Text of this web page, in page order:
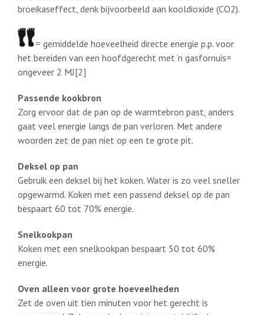
broeikaseffect, denk bijvoorbeeld aan kooldioxide (CO2).
= gemiddelde hoeveelheid directe energie p.p. voor
het bereiden van een hoofdgerecht met ‘n gasfornuis=
ongeveer 2 MJ[2]
Passende kookbron
Zorg ervoor dat de pan op de warmtebron past, anders
gaat veel energie langs de pan verloren. Met andere
woorden zet de pan niet op een te grote pit.
Deksel op pan
Gebruik een deksel bij het koken. Water is zo veel sneller
opgewarmd. Koken met een passend deksel op de pan
bespaart 60 tot 70% energie.
Snelkookpan
Koken met een snelkookpan bespaart 50 tot 60%
energie.
Oven alleen voor grote hoeveelheden
Zet de oven uit tien minuten voor het gerecht is